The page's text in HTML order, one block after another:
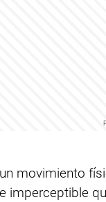
movimiento
imperceptible